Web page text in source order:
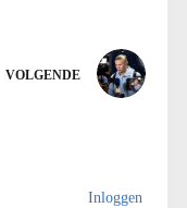
VOLGENDE
Inloggen